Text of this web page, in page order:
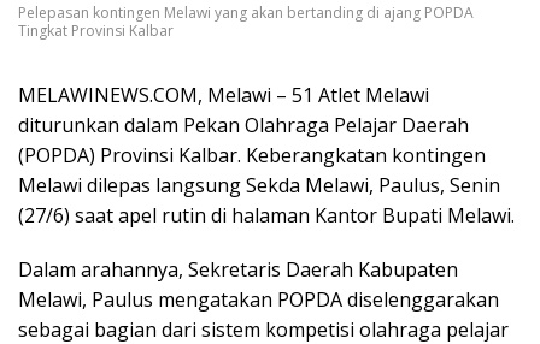
Pelepasan kontingen Melawi yang akan bertanding di ajang POPDA
Tingkat Provinsi Kalbar
MELAWINEWS.COM, Melawi – 51 Atlet Melawi
diturunkan dalam Pekan Olahraga Pelajar Daerah
(POPDA) Provinsi Kalbar. Keberangkatan kontingen
Melawi dilepas langsung Sekda Melawi, Paulus, Senin
(27/6) saat apel rutin di halaman Kantor Bupati Melawi.
Dalam arahannya, Sekretaris Daerah Kabupaten
Melawi, Paulus mengatakan POPDA diselenggarakan
sebagai bagian dari sistem kompetisi olahraga pelajar